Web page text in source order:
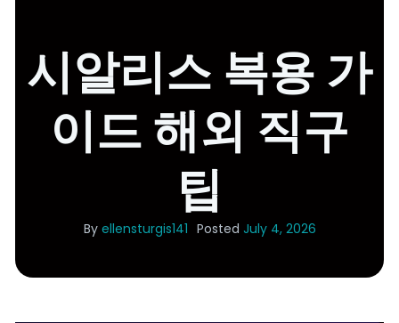
시알리스 복용 가
이드 해외 직구
팁
By ellensturgis141 Posted July 4, 2026